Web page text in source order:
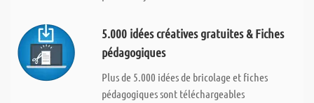
5.000 idées créatives gratuites & Fiches
pédagogiques
Plus de 5.000 idées de bricolage et fiches
pédagogiques sont téléchargeables